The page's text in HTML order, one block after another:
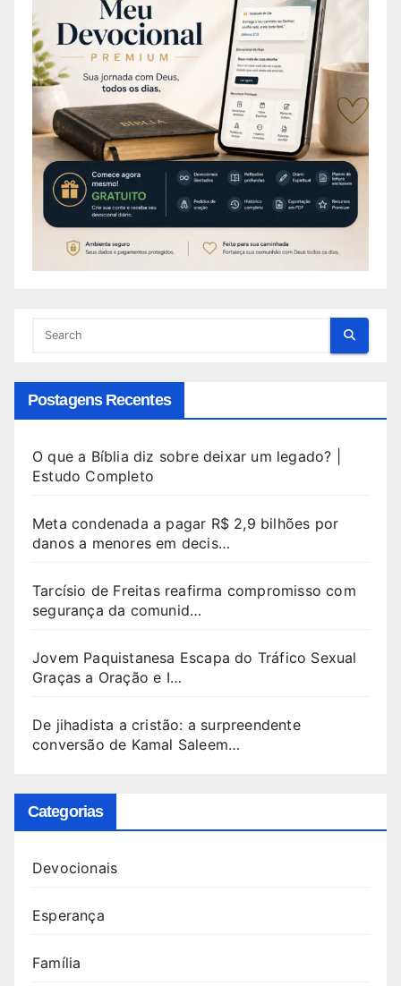
Postagens Recentes
O que a Bíblia diz sobre deixar um legado? |
Estudo Completo
Meta condenada a pagar R$ 2,9 bilhões por
danos a menores em decis…
Tarcísio de Freitas reafirma compromisso com
segurança da comunid…
Jovem Paquistanesa Escapa do Tráfico Sexual
Graças a Oração e I…
De jihadista a cristão: a surpreendente
conversão de Kamal Saleem…
Categorias
Devocionais
Esperança
Família